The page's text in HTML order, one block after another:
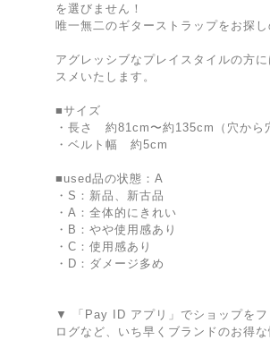
を選びません！
唯一無二のギターストラップをお探し
アグレッシブなプレイスタイルの方
スメいたします。
■サイズ
・長さ 約81cm〜約135cm（穴から
・ベルト幅 約5cm
■used品の状態：A
・S：新品、新古品
・A：全体的にきれい
・B：やや使用感あり
・C：使用感あり
・D：ダメージ多め
▼ 「Pay ID アプリ」でショップを
ログなど、いち早くブランドのお得